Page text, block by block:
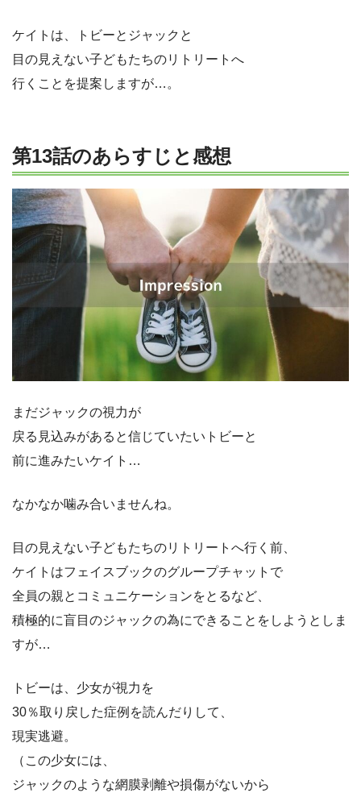
ケイトは、トビーとジャックと
目の見えない子どもたちのリトリートへ
行くことを提案しますが…。
第13話のあらすじと感想
まだジャックの視力が
戻る見込みがあると信じていたいトビーと
前に進みたいケイト…
なかなか噛み合いませんね。
目の見えない子どもたちのリトリートへ行く前、
ケイトはフェイスブックのグループチャットで
全員の親とコミュニケーションをとるなど、
積極的に盲目のジャックの為にできることをしようとしま
すが…
トビーは、少女が視力を
30％取り戻した症例を読んだりして、
現実逃避。
（この少女には、
ジャックのような網膜剥離や損傷がないから